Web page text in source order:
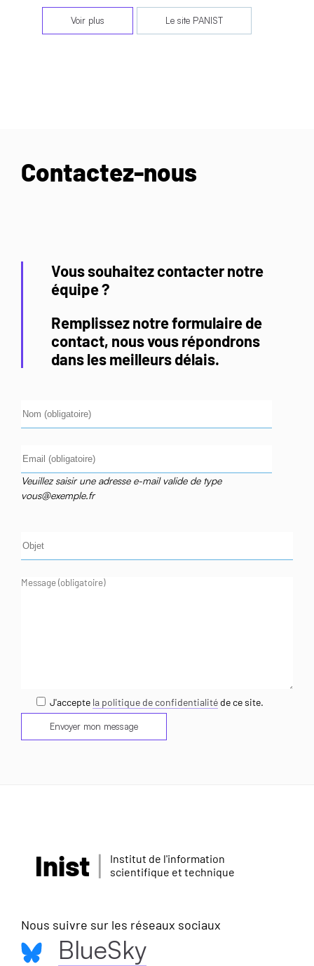
Voir plus Le site PANIST
Contactez-nous
Vous souhaitez contacter notre
équipe ?
Remplissez notre formulaire de
contact, nous vous répondrons
dans les meilleurs délais.
Veuillez saisir une adresse e-mail valide de type
vous@exemple.fr
J'accepte la politique de confidentialité de ce site.
Inist
Institut de l'information
scientifique et technique
Nous suivre sur les réseaux sociaux
BlueSky